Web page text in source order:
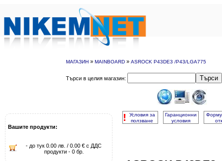
МАГАЗИН » MAINBOARD » ASROCK P43DE3 /P43/LGA775
Търси в целия магазин: Търси
Вашите продукти:
- до тук 0.00 лв. / 0.00 € с ДДС
продукти - 0 бр.
!
Условия за
ползване
Гаранционни
условия